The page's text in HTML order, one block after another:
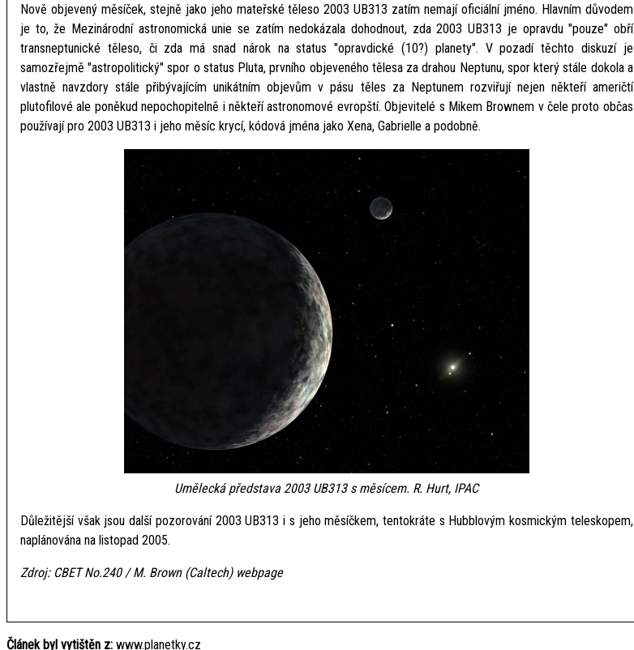
Nově objevený měsíček, stejně jako jeho mateřské těleso 2003 UB313 zatím nemají oficiální jméno. Hlavním důvodem
je to, že Mezinárodní astronomická unie se zatím nedokázala dohodnout, zda 2003 UB313 je opravdu "pouze" obří
transneptunické těleso, či zda má snad nárok na status "opravdické (10?) planety". V pozadí těchto diskuzí je
samozřejmě "astropolitický" spor o status Pluta, prvního objeveného tělesa za drahou Neptunu, spor který stále dokola a
vlastně navzdory stále přibývajícím unikátním objevům v pásu těles za Neptunem rozviřují nejen někteří američtí
plutofilové ale poněkud nepochopitelně i někteří astronomové evropští. Objevitelé s Mikem Brownem v čele proto občas
používají pro 2003 UB313 i jeho měsíc krycí, kódová jména jako Xena, Gabrielle a podobně.
Umělecká představa 2003 UB313 s měsícem. R. Hurt, IPAC
Důležitější však jsou další pozorování 2003 UB313 i s jeho měsíčkem, tentokráte s Hubblovým kosmickým teleskopem,
naplánována na listopad 2005.
Zdroj: CBET No.240 / M. Brown (Caltech) webpage
Článek byl vytištěn z: www.planetky.cz